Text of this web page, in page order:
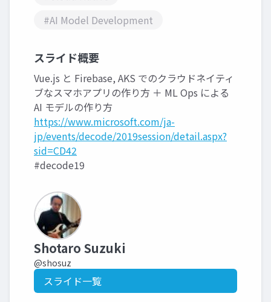
#AI Model Development
スライド概要
Vue.js と Firebase, AKS でのクラウドネイティ
ブなスマホアプリの作り方 ＋ ML Ops による
AI モデルの作り方
https://www.microsoft.com/ja-
jp/events/decode/2019session/detail.aspx?
sid=CD42
#decode19
Shotaro Suzuki
@shosuz
スライド一覧